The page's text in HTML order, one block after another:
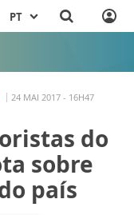
PT
24 MAI 2017 - 16H47
do
sobre
país